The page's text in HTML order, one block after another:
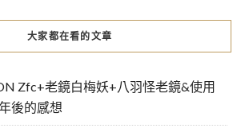
大家都在看的文章
Zfc+老鏡白梅妖+八羽怪老鏡&使用
後的感想